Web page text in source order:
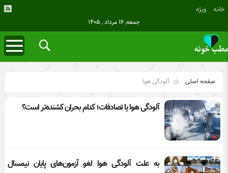
خانه ویژه
جمعه, ۱۶ مرداد , ۱۴۰۵
صفحه اصلی آلودگی هوا
آلودگی هوا یا تصادفات؛ کدام بحران کشنده‌تر است؟
به علت آلودگی هوا لغو آزمون‌های پایان نیمسال